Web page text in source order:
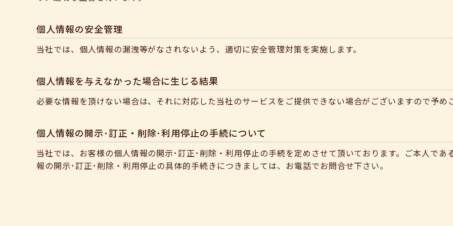
個人情報の安全管理
当社では、個人情報の漏洩等がなされないよう、適切に安全管理対策を実施します。
個人情報を与えなかった場合に生じる結果
必要な情報を頂けない場合は、それに対応した当社のサービスをご提供できない場合がございますので予め
個人情報の開示･訂正・削除･利用停止の手続について
当社では、お客様の個人情報の開示･訂正･削除・利用停止の手続を定めさせて頂いております。ご本人で
報の開示･訂正･削除・利用停止の具体的手続きにつきましては、お電話でお問合せ下さい。